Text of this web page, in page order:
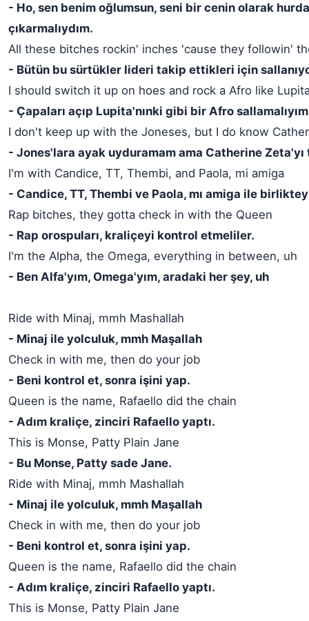
- Ho, sen benim oğlumsun, seni bir cenin olarak
çıkarmalıydım.
All these bitches rockin' inches 'cause they followin'
- Bütün bu sürtükler lideri takip ettikleri için
I should switch it up on hoes and rock a Afro like
- Çapaları açıp Lupita'nınki gibi bir Afro
I don't keep up with the Joneses, but I do know
- Jones'lara ayak uyduramam ama Catherine Zeta'yı
I'm with Candice, TT, Thembi, and Paola, mi amiga
- Candice, TT, Thembi ve Paola, mı amiga ile
Rap bitches, they gotta check in with the Queen
- Rap orospuları, kraliçeyi kontrol etmeliler.
I'm the Alpha, the Omega, everything in between, uh
- Ben Alfa'yım, Omega'yım, aradaki her şey, uh
Ride with Minaj, mmh Mashallah
- Minaj ile yolculuk, mmh Maşallah
Check in with me, then do your job
- Beni kontrol et, sonra işini yap.
Queen is the name, Rafaello did the chain
- Adım kraliçe, zinciri Rafaello yaptı.
This is Monse, Patty Plain Jane
- Bu Monse, Patty sade Jane.
Ride with Minaj, mmh Mashallah
- Minaj ile yolculuk, mmh Maşallah
Check in with me, then do your job
- Beni kontrol et, sonra işini yap.
Queen is the name, Rafaello did the chain
- Adım kraliçe, zinciri Rafaello yaptı.
This is Monse, Patty Plain Jane